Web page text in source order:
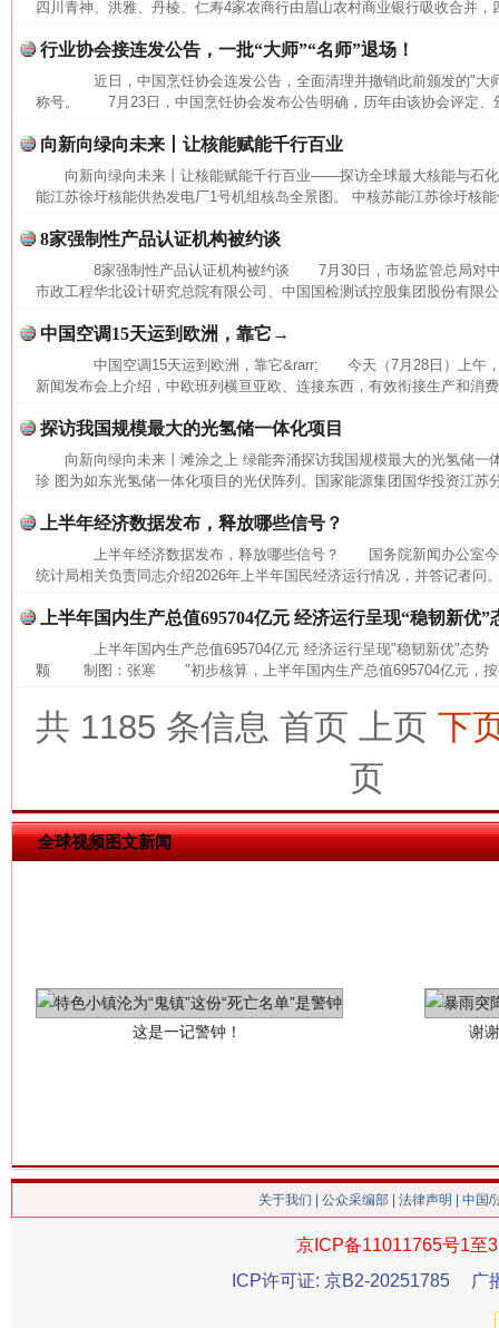
四川青神、洪雅、丹棱、仁寿4家农商行由眉山农村商业银行吸收合并
行业协会接连发公告，一批“大师”“名师”退场！
近日，中国烹饪协会连发公告，全面清理并撤销此前颁发的"大
称号。 7月23日，中国烹饪协会发布公告明确，历年由该协会评定、
向新向绿向未来丨让核能赋能千行百业
向新向绿向未来丨让核能赋能千行百业——探访全球最大核能与石
能江苏徐圩核能供热发电厂1号机组核岛全景图。 中核苏能江苏徐圩核
8家强制性产品认证机构被约谈
8家强制性产品认证机构被约谈 7月30日，市场监管总局对中
市政工程华北设计研究总院有限公司、中国国检测试控股集团股份有限
中国空调15天运到欧洲，靠它→
中国空调15天运到欧洲，靠它&rarr; 今天（7月28日）上午，
新闻发布会上介绍，中欧班列横亘亚欧、连接东西，有效衔接生产和消
探访我国规模最大的光氢储一体化项目
向新向绿向未来丨滩涂之上 绿能奔涌探访我国规模最大的光氢储一
珍 图为如东光氢储一体化项目的光伏阵列。国家能源集团国华投资
上半年经济数据发布，释放哪些信号？
上半年经济数据发布，释放哪些信号？ 国务院新闻办公室今
统计局相关负责同志介绍2026年上半年国民经济运行情况，并答记者问
上半年国内生产总值695704亿元 经济运行呈现“稳韧新优”
上半年国内生产总值695704亿元 经济运行呈现"稳韧新优"态
颗 制图：张寒 "初步核算，上半年国内生产总值695704亿元，按
共 1185 条信息 首页 上页 下
页
全球视频图文新闻
网上购药对药下症？
今
关于我们 公众采编部 法律声明 | 中国
京ICP备11011765号1至
ICP许可证: 京B2-20251785
广